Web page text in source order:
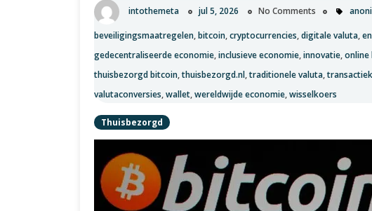
intothemeta jul 5, 2026 No Comments
beveiligingsmaatregelen,bitcoin,cryptocurrencies,digitale valuta,
gedecentraliseerde economie,inclusieve economie,innovatie,online
thuisbezorgd bitcoin,thuisbezorgd.nl,traditionele valuta,
valutaconversies,wallet,wereldwijde economie,wisselkoers
Thuisbezorgd